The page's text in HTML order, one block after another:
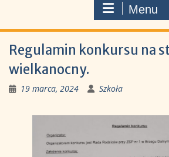
Menu
Regulamin konkursu na
wielkanocny.
19 marca, 2024 Szkoła